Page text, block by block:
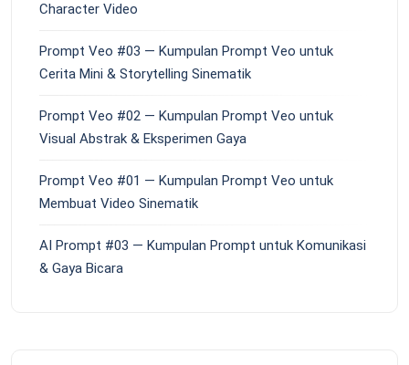
Character Video
Prompt Veo #03 — Kumpulan Prompt Veo untuk
Cerita Mini & Storytelling Sinematik
Prompt Veo #02 — Kumpulan Prompt Veo untuk
Visual Abstrak & Eksperimen Gaya
Prompt Veo #01 — Kumpulan Prompt Veo untuk
Membuat Video Sinematik
AI Prompt #03 — Kumpulan Prompt untuk Komunikasi
& Gaya Bicara